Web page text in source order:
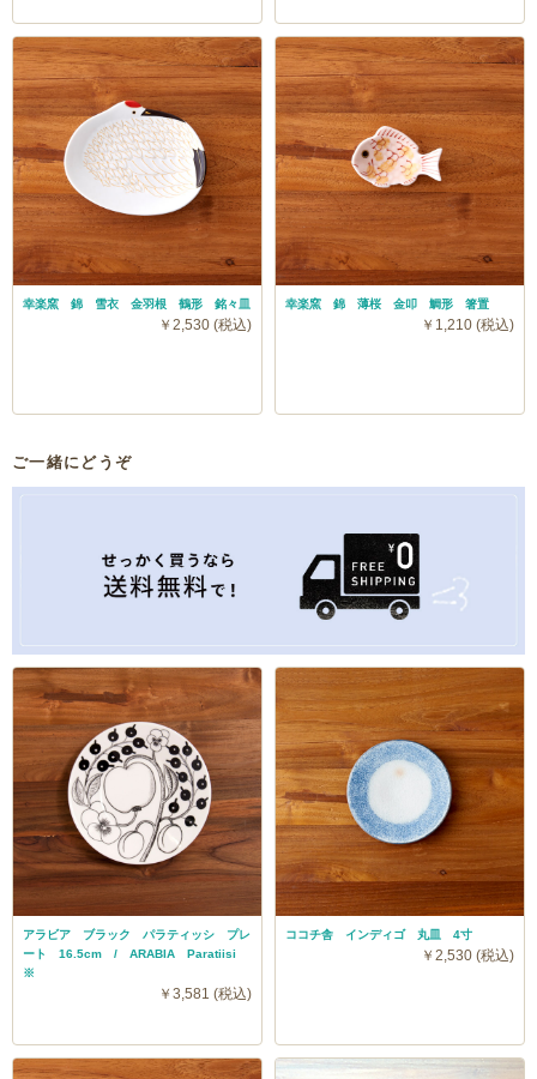
幸楽窯 錦 雪衣 金羽根 鶴形 銘々皿
￥2,530 (税込)
幸楽窯 錦 薄桜 金叩 鯛形 箸置
￥1,210 (税込)
ご一緒にどうぞ
アラビア ブラック パラティッシ プレ
ート 16.5cm / ARABIA Paratiisi
※
￥3,581 (税込)
ココチ舎 インディゴ 丸皿 4寸
￥2,530 (税込)